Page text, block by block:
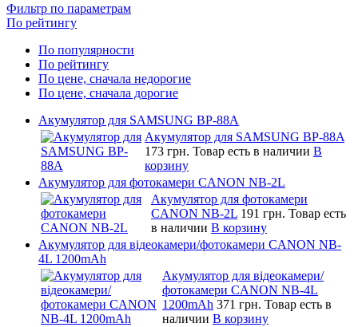
Фильтр по параметрам
По рейтингу
По популярности
По рейтингу
По цене, сначала недорогие
По цене, сначала дорогие
Акумулятор для SAMSUNG BP-88A
Акумулятор для SAMSUNG BP-88A
173 грн. Товар есть в наличии В
корзину
Акумулятор для фотокамери CANON NB-2L
Акумулятор для фотокамери
CANON NB-2L 191 грн. Товар есть
в наличии В корзину
Акумулятор для відеокамери/фотокамери CANON NB-
4L 1200mAh
Акумулятор для відеокамери/
фотокамери CANON NB-4L
1200mAh 371 грн. Товар есть в
наличии В корзину